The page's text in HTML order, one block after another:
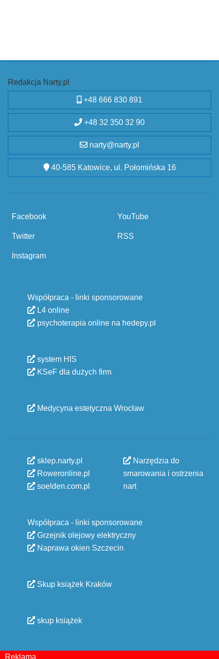
Redakcja Narty.pl
+48 666 830 891
+48 32 350 32 90
narty@narty.pl
40-585 Katowice, ul. Połomińska 16
Facebook
Twitter
Instagram
YouTube
RSS
Współpraca - linki sponsorowane
L4 online
psychoterapia online na hedepy.pl
system HIS
KSeF dla dużych firm
Medycyna estetyczna Wrocław
sklep.narty.pl
Roweronline.pl
soelden.com.pl
Narzędzia do
smarowania i ostrzenia
nart
Współpraca - linki sponsorowane
Grzejnik olejowy elektryczny
Naprawa okien Szczecin
Skup książek Kraków
skup książek
Reklama